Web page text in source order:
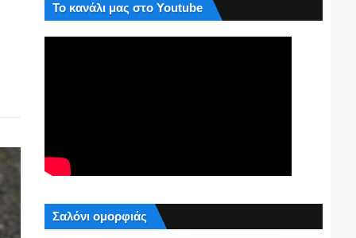
Το κανάλι μας στο Youtube
Σαλόνι ομορφιάς